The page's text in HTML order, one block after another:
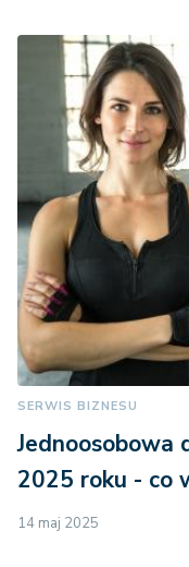
SERWIS BIZNESU
Jednoosobowa
2025 roku - co
14 maj 2025